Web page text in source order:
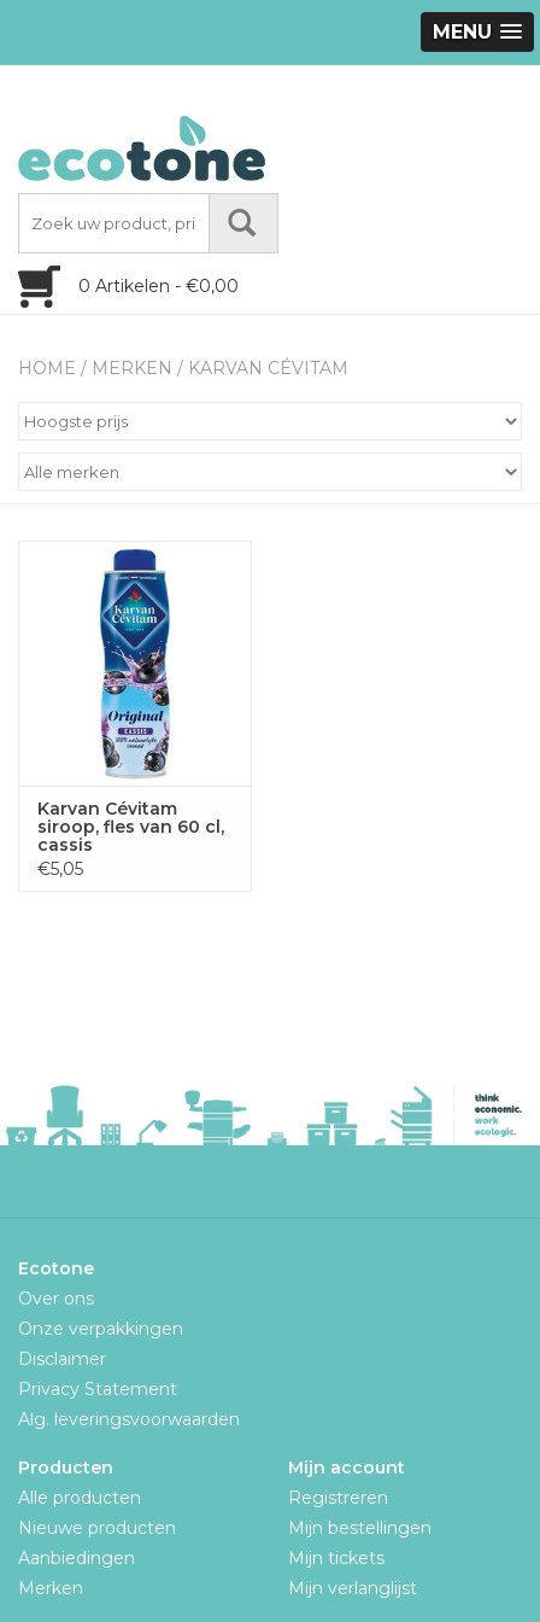
MENU
0 Artikelen - €0,00
HOME / MERKEN / KARVAN CÉVITAM
Karvan Cévitam
siroop, fles van 60 cl,
cassis
€5,05
Ecotone
Over ons
Onze verpakkingen
Disclaimer
Privacy Statement
Alg. leveringsvoorwaarden
Producten
Alle producten
Nieuwe producten
Aanbiedingen
Merken
Mijn account
Registreren
Mijn bestellingen
Mijn tickets
Mijn verlanglijst